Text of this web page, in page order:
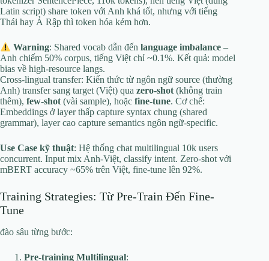
Latin script) share token với Anh khá tốt, nhưng với tiếng
Thái hay Ả Rập thì token hóa kém hơn.
Warning: Shared vocab dẫn đếnlanguage imbalance –
Anh chiếm 50% corpus, tiếng Việt chỉ ~0.1%. Kết quả: model
bias về high-resource langs.
Cross-lingual transfer: Kiến thức từ ngôn ngữ source (thường
Anh) transfer sang target (Việt) qua zero-shot (không train
thêm), few-shot (vài sample), hoặc fine-tune. Cơ chế:
Embeddings ở layer thấp capture syntax chung (shared
grammar), layer cao capture semantics ngôn ngữ-specific.
Use Case kỹ thuật: Hệ thống chat multilingual 10k users
concurrent. Input mix Anh-Việt, classify intent. Zero-shot với
mBERT accuracy ~65% trên Việt, fine-tune lên 92%.
Training Strategies: Từ Pre-Train Đến Fine-
Tune
đào sâu từng bước:
Pre-training Multilingual: